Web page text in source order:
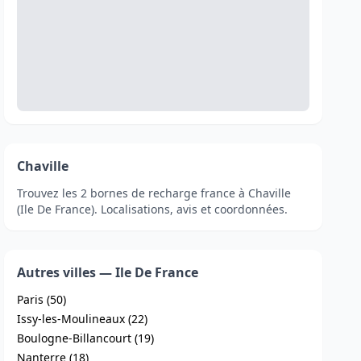
Chaville
Trouvez les 2 bornes de recharge france à Chaville
(Ile De France). Localisations, avis et coordonnées.
Autres villes — Ile De France
Paris (50)
Issy-les-Moulineaux (22)
Boulogne-Billancourt (19)
Nanterre (18)